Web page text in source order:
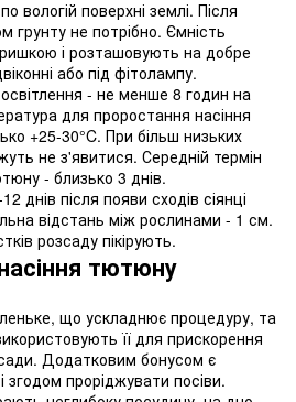
вологій поверхні землі. Після
грунту не потрібно. Ємність
і розташовують на добре
або під фітолампу.
- не менше 8 годин на
для проростання насіння
+25-30°C. При більш низьких
не з'явитися. Середній термін
- близько 3 днів.
днів після появи сходів сіянці
відстань між рослинами - 1 см.
розсаду пікірують.
тютюну
що ускладнює процедуру, та
її для прискорення
Додатковим бонусом є
згодом проріджувати посіви.